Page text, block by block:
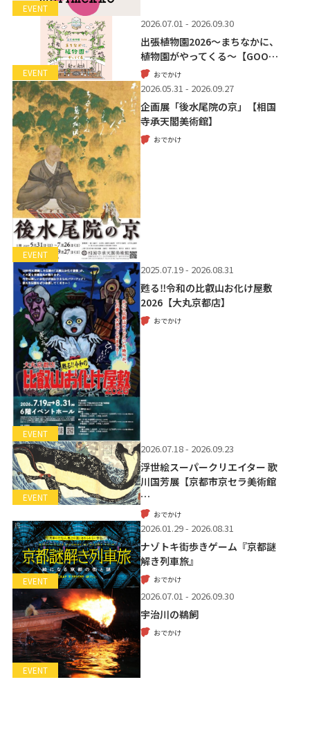
EVENT
EVENT
2026.07.01 - 2026.09.30
出張植物園2026～まちなかに、
植物園がやってくる～【GOO…
おでかけ
EVENT
2026.05.31 - 2026.09.27
企画展「後水尾院の京」【相国
寺承天閣美術館】
おでかけ
EVENT
2025.07.19 - 2026.08.31
甦る‼令和の比叡山お化け屋敷
2026【大丸京都店】
おでかけ
EVENT
2026.07.18 - 2026.09.23
浮世絵スーパークリエイター 歌
川国芳展【京都市京セラ美術館
…
おでかけ
EVENT
2026.01.29 - 2026.08.31
ナゾトキ街歩きゲーム『京都謎
解き列車旅』
おでかけ
EVENT
2026.07.01 - 2026.09.30
宇治川の鵜飼
おでかけ